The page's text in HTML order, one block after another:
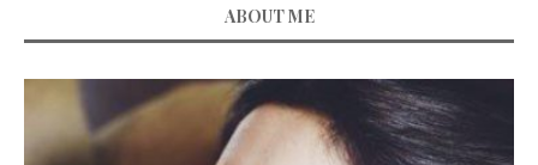
ABOUT ME